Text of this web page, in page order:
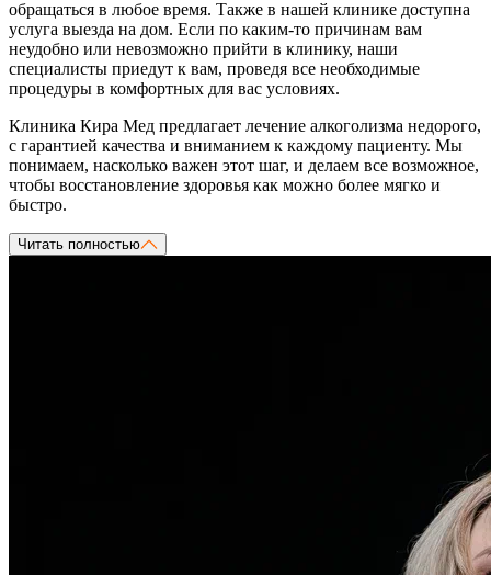
обращаться в любое время. Также в нашей клинике доступна
услуга выезда на дом. Если по каким-то причинам вам
неудобно или невозможно прийти в клинику, наши
специалисты приедут к вам, проведя все необходимые
процедуры в комфортных для вас условиях.
Клиника Кира Мед предлагает лечение алкоголизма недорого,
с гарантией качества и вниманием к каждому пациенту. Мы
понимаем, насколько важен этот шаг, и делаем все возможное,
чтобы восстановление здоровья как можно более мягко и
быстро.
Читать полностью